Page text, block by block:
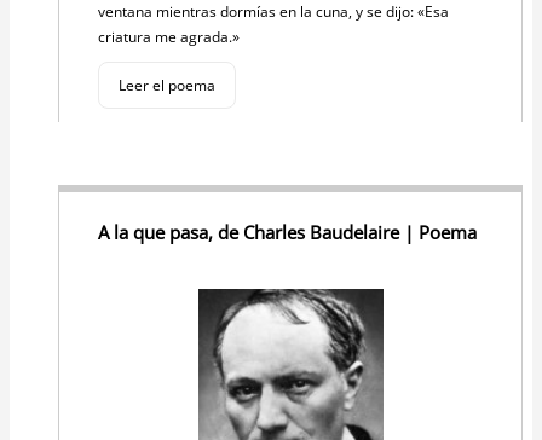
ventana mientras dormías en la cuna, y se dijo: «Esa
criatura me agrada.»
Leer el poema
A la que pasa, de Charles Baudelaire | Poema